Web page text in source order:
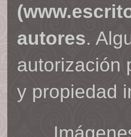
autores.
autorización
y propiedad